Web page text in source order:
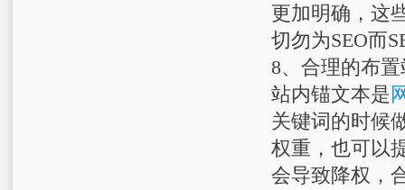
更加明确，这
切勿为SEO而
8、合理的布
站内锚文本是
关键词的时候
权重，也可以
会导致降权，